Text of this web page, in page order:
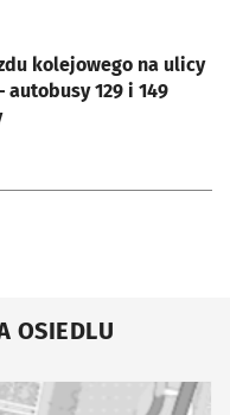
kolejowego na ulicy
autobusy 129 i 149
OSIEDLU